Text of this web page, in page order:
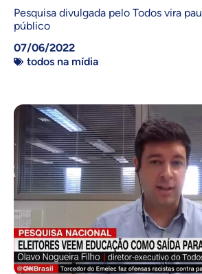
Pesquisa divulgada pelo Todos vira
público
07/06/2022
todos na mídia